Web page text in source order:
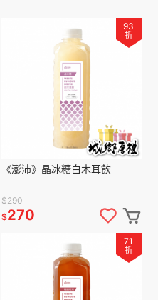
93
折
《澎沛》晶冰糖白木耳飲
$290
$270
71
折